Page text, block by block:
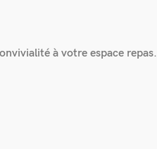
à votre espace repas.